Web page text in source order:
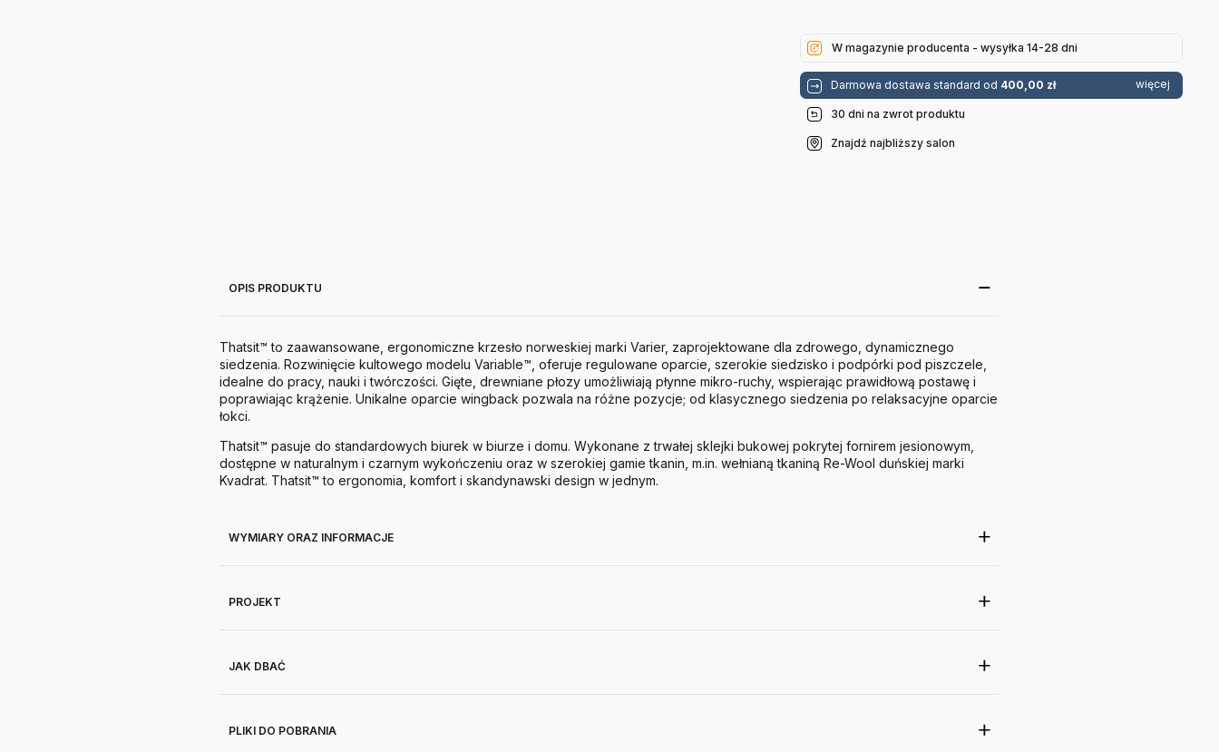
W magazynie producenta - wysyłka 14-28 dni
Darmowa dostawa standard od 400,00 zł więcej
30 dni na zwrot produktu
Znajdź najbliższy salon
OPIS PRODUKTU
Thatsit™ to zaawansowane, ergonomiczne krzesło norweskiej marki Varier, zaprojektowane dla zdrowego, dynamicznego
siedzenia. Rozwinięcie kultowego modelu Variable™, oferuje regulowane oparcie, szerokie siedzisko i podpórki pod piszczele,
idealne do pracy, nauki i twórczości. Gięte, drewniane płozy umożliwiają płynne mikro-ruchy, wspierając prawidłową postawę i
poprawiając krążenie. Unikalne oparcie wingback pozwala na różne pozycje; od klasycznego siedzenia po relaksacyjne oparcie
łokci.
Thatsit™ pasuje do standardowych biurek w biurze i domu. Wykonane z trwałej sklejki bukowej pokrytej fornirem jesionowym,
dostępne w naturalnym i czarnym wykończeniu oraz w szerokiej gamie tkanin, m.in. wełnianą tkaniną Re-Wool duńskiej marki
Kvadrat. Thatsit™ to ergonomia, komfort i skandynawski design w jednym.
WYMIARY ORAZ INFORMACJE
PROJEKT
JAK DBAĆ
PLIKI DO POBRANIA